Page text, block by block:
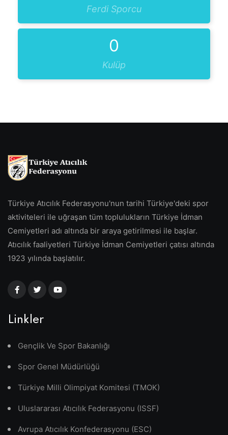
Ferdi Sporcu
0
Kulüp
Türkiye Atıcılık Federasyonu'nun tarihi Türkiye'deki spor
aktiviteleri ile uğraşan tüm toplulukların Türkiye İdman
Cemiyetleri adı altında bir araya getirilmesi ile başlar.
Atıcılık faaliyetleri Türkiye İdman Cemiyetleri çatısı altında
1923 yılında başlatılır.
Linkler
Gençlik Ve Spor Bakanlığı
Spor Genel Müdürlüğü
Türkiye Milli Olimpiyat Komitesi (TMOK)
Uluslararası Atıcılık Federasyonu (ISSF)
Avrupa Atıcılık Konfederasyonu (ESC)